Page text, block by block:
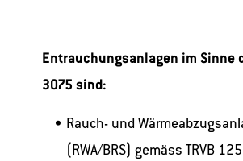
Entrauchungsanlagen im Sinne
3075 sind:
Rauch- und
(RWA/BRS) gemäss TRVB